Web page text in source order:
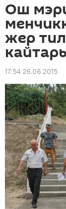
Ош
жер
17:54 26.06.2015